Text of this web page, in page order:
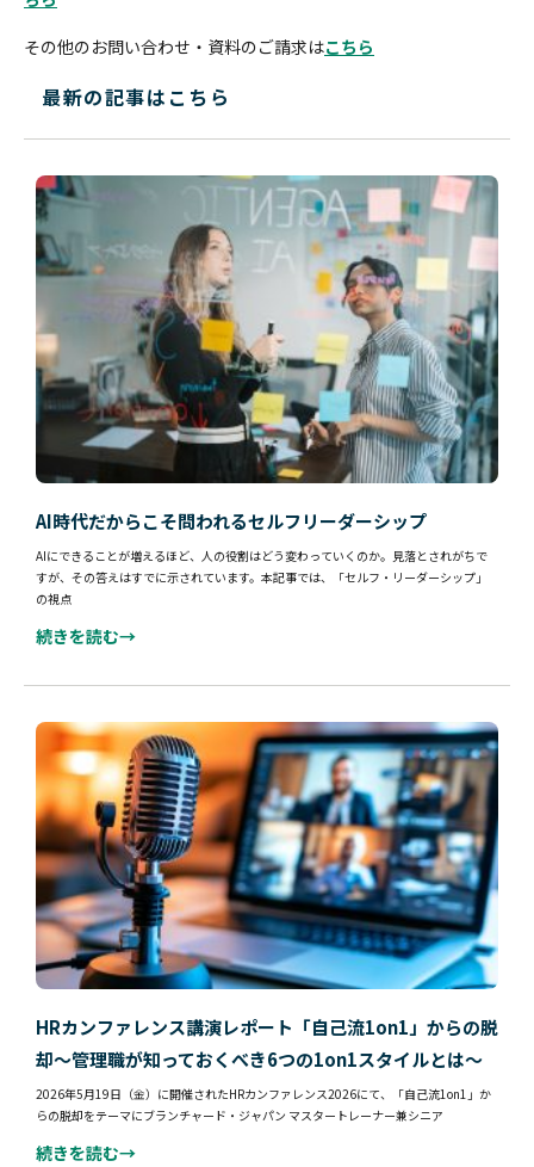
その他のお問い合わせ・資料のご請求はこちら
最新の記事はこちら
AI時代だからこそ問われるセルフリーダーシップ
AIにできることが増えるほど、人の役割はどう変わっていくのか。見落とされがちで
すが、その答えはすでに示されています。本記事では、「セルフ・リーダーシップ」
の視点
続きを読む→
HRカンファレンス講演レポート「自己流1on1」からの脱
却～管理職が知っておくべき6つの1on1スタイルとは～
2026年5月19日（金）に開催されたHRカンファレンス2026にて、「自己流1on1」か
らの脱却をテーマにブランチャード・ジャパン マスタートレーナー兼シニア
続きを読む→